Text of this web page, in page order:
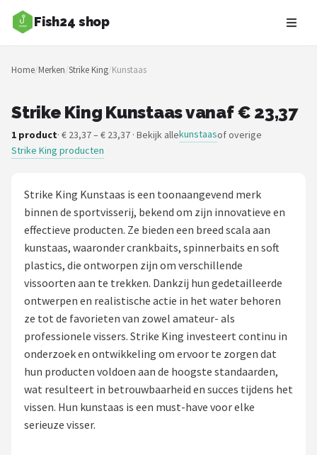
Fish24 shop
Zoeken
NAVIGATIE
Merken
Hengelsoorten
Hengels
Molens
Dobbers
Kunstaas
Shop
POPULAIRE MERKEN
Westin
Home/Merken/Strike King/Kunstaas
Strike King Kunstaas vanaf € 23,37
1 product· € 23,37 – € 23,37 · Bekijk allekunstaasof overige
Strike King producten
Strike King Kunstaas is een toonaangevend merk
binnen de sportvisserij, bekend om zijn innovatieve en
effectieve producten. Ze bieden een breed scala aan
kunstaas, waaronder crankbaits, spinnerbaits en soft
plastics, die ontworpen zijn om verschillende
vissoorten aan te trekken. Dankzij hun gedetailleerde
ontwerpen en realistische actie in het water behoren
ze tot de favorieten van zowel amateur- als
professionele vissers. Strike King investeert continu in
onderzoek en ontwikkeling om ervoor te zorgen dat
hun producten voldoen aan de hoogste standaarden,
wat resulteert in betrouwbaarheid en succes tijdens het
vissen. Hun kunstaas is een must-have voor elke
serieuze visser.